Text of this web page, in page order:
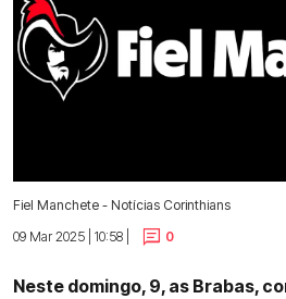
Fiel Manchete - Notícias Corinthians
09 Mar 2025 | 10:58 |
0
Neste domingo, 9, as Brabas,